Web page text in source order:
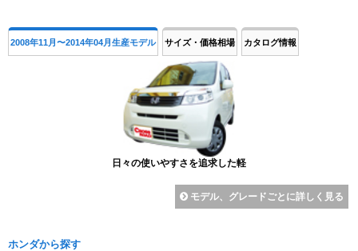
2008年11月〜2014年04月生産モデル サイズ・価格相場 カタログ情報
日々の使いやすさを追求した軽
モデル、グレードごとに詳しく見る
ホンダから探す